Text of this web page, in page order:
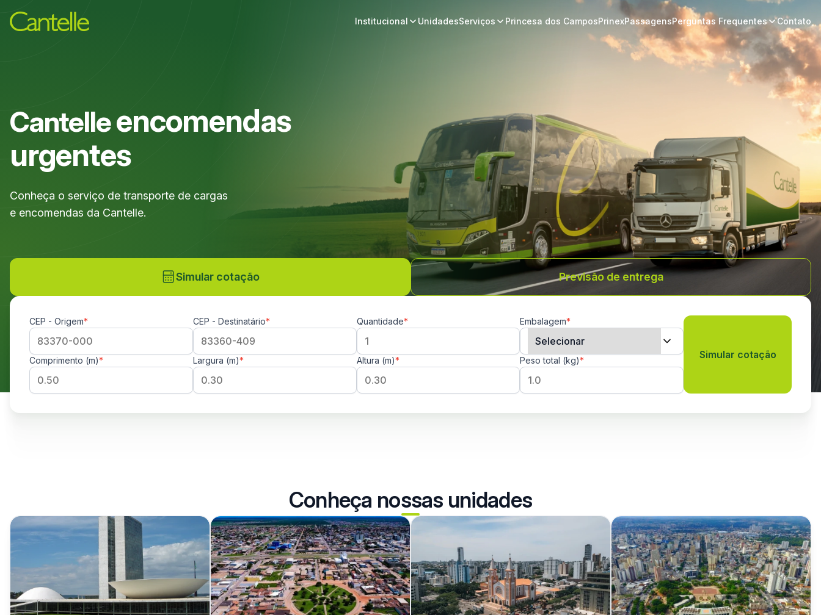
Institucional UnidadesServiços Princesa dos CamposPrinexPassagensPerguntas Frequentes Contato
Cantelleencomendas
urgentes
Conheça o serviço de transporte de cargas
e encomendas da Cantelle.
Simular cotação Previsão de entrega
CEP - Origem* CEP - Destinatário* Quantidade* Embalagem*
Comprimento (m)* Largura (m)* Altura (m)* Peso total (kg)* Simular cotação
Conheça nossas unidades